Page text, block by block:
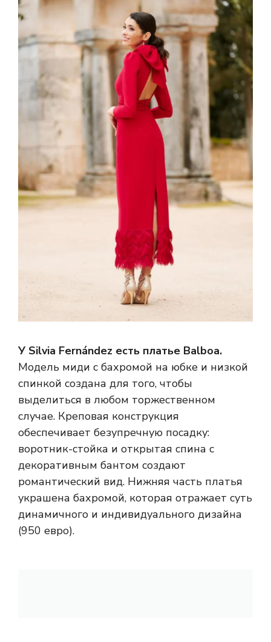
У Silvia Fernández есть платье Balboa.
Модель миди с бахромой на юбке и низкой
спинкой создана для того, чтобы
выделиться в любом торжественном
случае. Креповая конструкция
обеспечивает безупречную посадку:
воротник-стойка и открытая спина с
декоративным бантом создают
романтический вид. Нижняя часть платья
украшена бахромой, которая отражает суть
динамичного и индивидуального дизайна
(950 евро).